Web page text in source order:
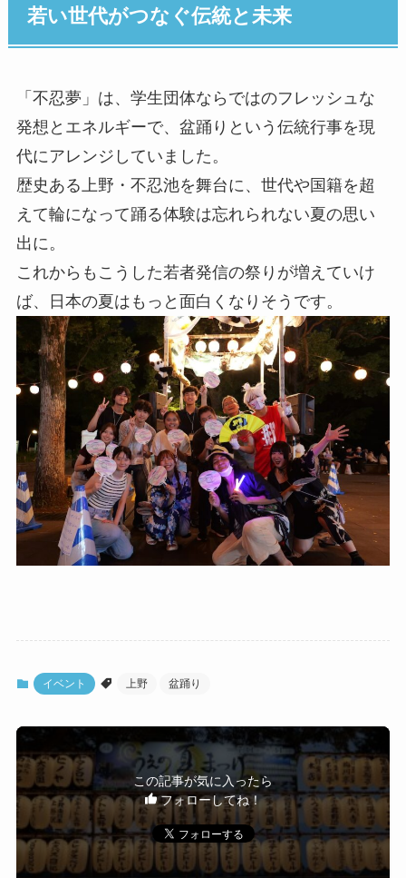
若い世代がつなぐ伝統と未来
「不忍夢」は、学生団体ならではのフレッシュな
発想とエネルギーで、盆踊りという伝統行事を現
代にアレンジしていました。
歴史ある上野・不忍池を舞台に、世代や国籍を超
えて輪になって踊る体験は忘れられない夏の思い
出に。
これからもこうした若者発信の祭りが増えていけ
ば、日本の夏はもっと面白くなりそうです。
イベント 上野 盆踊り
この記事が気に入ったら
フォローしてね！